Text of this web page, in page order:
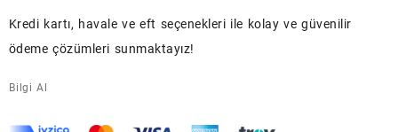
Kredi kartı, havale ve eft seçenekleri ile kolay ve güvenilir
ödeme çözümleri sunmaktayız!
Bilgi Al